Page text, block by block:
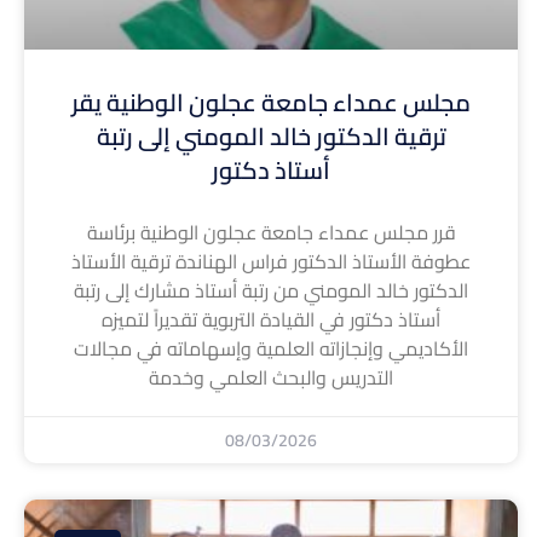
مجلس عمداء جامعة عجلون الوطنية يقر
ترقية الدكتور خالد المومني إلى رتبة
أستاذ دكتور
قرر مجلس عمداء جامعة عجلون الوطنية برئاسة
عطوفة الأستاذ الدكتور فراس الهناندة ترقية الأستاذ
الدكتور خالد المومني من رتبة أستاذ مشارك إلى رتبة
أستاذ دكتور في القيادة التربوية تقديراً لتميزه
الأكاديمي وإنجازاته العلمية وإسهاماته في مجالات
التدريس والبحث العلمي وخدمة
08/03/2026